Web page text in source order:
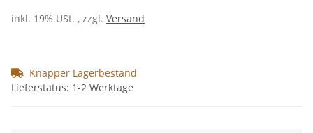
inkl. 19% USt. , zzgl. Versand
Knapper Lagerbestand
Lieferstatus: 1-2 Werktage